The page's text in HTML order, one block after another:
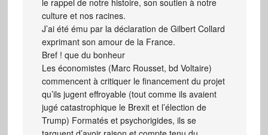
culture et nos racines.
J’ai été ému par la déclaration de Gilbert Collard
exprimant son amour de la France.
Bref ! que du bonheur
Les économistes (Marc Rousset, bd Voltaire)
commencent à critiquer le financement du projet
qu’ils jugent effroyable (tout comme ils avaient
jugé catastrophique le Brexit et l’élection de
Trump) Formatés et psychorigides, ils se